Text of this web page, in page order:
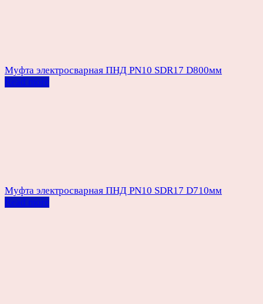
Муфта электросварная ПНД PN10 SDR17 D800мм
Read more
Муфта электросварная ПНД PN10 SDR17 D710мм
Read more